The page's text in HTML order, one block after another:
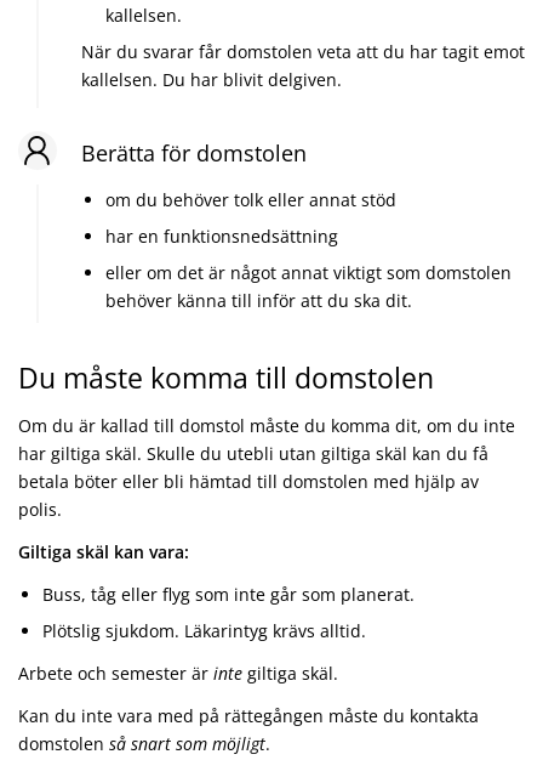
kallelsen.
När du svarar får domstolen veta att du har tagit emot
kallelsen. Du har blivit delgiven.
Berätta för domstolen
om du behöver tolk eller annat stöd
har en funktionsnedsättning
eller om det är något annat viktigt som domstolen
behöver känna till inför att du ska dit.
Du måste komma till domstolen
Om du är kallad till domstol måste du komma dit, om du inte
har giltiga skäl. Skulle du utebli utan giltiga skäl kan du få
betala böter eller bli hämtad till domstolen med hjälp av
polis.
Giltiga skäl kan vara:
Buss, tåg eller flyg som inte går som planerat.
Plötslig sjukdom. Läkarintyg krävs alltid.
Arbete och semester är inte giltiga skäl.
Kan du inte vara med på rättegången måste du kontakta
domstolen så snart som möjligt.